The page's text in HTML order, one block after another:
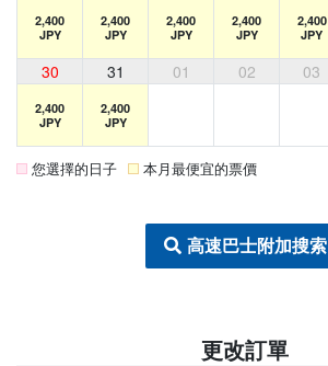
2,400
JPY
2,400
JPY
2,400
JPY
2,400
JPY
2,400
JPY
30 31 01 02 03
2,400
JPY
2,400
JPY
您選擇的日子 本月最便宜的票價
高速巴士附加搜索
更改訂單